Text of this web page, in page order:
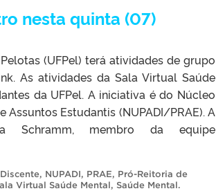
nesta quinta (07)
(UFPel) terá atividades de grupo
As atividades da Sala Virtual Saúde
da UFPel. A iniciativa é do Núcleo
Estudantis (NUPADI/PRAE). A
Schramm, membro da equipe
, NUPADI, PRAE, Pró-Reitoria de
Virtual Saúde Mental, Saúde Mental.